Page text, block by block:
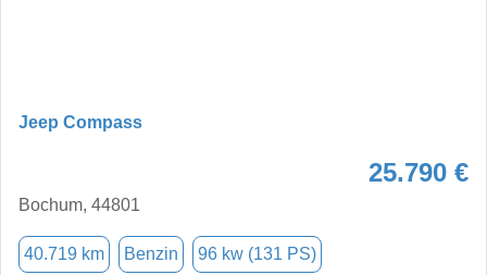
Jeep Compass
25.790 €
Bochum, 44801
40.719 km Benzin 96 kw (131 PS)